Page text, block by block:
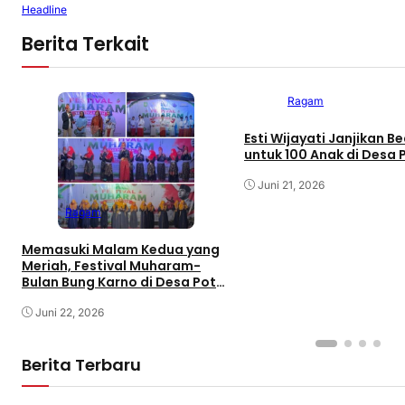
Headline
Berita Terkait
Ragam
Memasuki Malam Kedua yang
Meriah, Festival Muharam-
Bulan Bung Karno di Desa Poto
Kebudayaan Sumbawa
Juni 22, 2026
Ragam
Esti Wijayati Janjikan
untuk 100 Anak di Desa
Juni 21, 2026
Berita Terbaru